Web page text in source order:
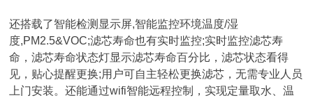
还搭载了智能检测显示屏,智能监控环境温度/湿
度,PM2.5&VOC;滤芯寿命也有实时监控;实时监控滤芯寿
命，滤芯寿命状态灯显示滤芯寿命百分比，滤芯状态看得
见，贴心提醒更换;用户可自主轻松更换滤芯，无需专业人员
上门安装。还能通过wifi智能远程控制，实现定量取水、温